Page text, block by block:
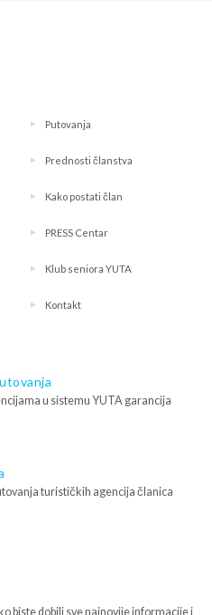
Putovanja
Prednosti članstva
Kako postati član
PRESS Centar
Klub seniora YUTA
Kontakt
u sistemu YUTA garancija
turističkih agencija članica
biste dobili sve najnovije informacije i